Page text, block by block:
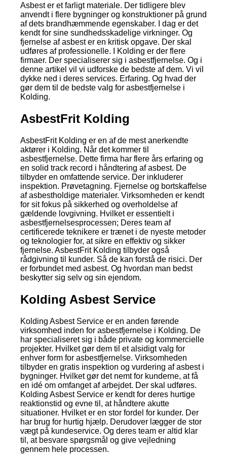
Asbest er et farligt materiale. Der tidligere blev
anvendt i flere bygninger og konstruktioner på grund
af dets brandhæmmende egenskaber. I dag er det
kendt for sine sundhedsskadelige virkninger. Og
fjernelse af asbest er en kritisk opgave. Der skal
udføres af professionelle. I Kolding er der flere
firmaer. Der specialiserer sig i asbestfjernelse. Og i
denne artikel vil vi udforske de bedste af dem. Vi vil
dykke ned i deres services. Erfaring. Og hvad der
gør dem til de bedste valg for asbestfjernelse i
Kolding.
AsbestFrit Kolding
AsbestFrit Kolding er en af de mest anerkendte
aktører i Kolding. Når det kommer til
asbestfjernelse. Dette firma har flere års erfaring og
en solid track record i håndtering af asbest. De
tilbyder en omfattende service. Der inkluderer
inspektion. Prøvetagning. Fjernelse og bortskaffelse
af asbestholdige materialer. Virksomheden er kendt
for sit fokus på sikkerhed og overholdelse af
gældende lovgivning. Hvilket er essentielt i
asbestfjernelsesprocessen; Deres team af
certificerede teknikere er trænet i de nyeste metoder
og teknologier for, at sikre en effektiv og sikker
fjernelse. AsbestFrit Kolding tilbyder også
rådgivning til kunder. Så de kan forstå de risici. Der
er forbundet med asbest. Og hvordan man bedst
beskytter sig selv og sin ejendom.
Kolding Asbest Service
Kolding Asbest Service er en anden førende
virksomhed inden for asbestfjernelse i Kolding. De
har specialiseret sig i både private og kommercielle
projekter. Hvilket gør dem til et alsidigt valg for
enhver form for asbestfjernelse. Virksomheden
tilbyder en gratis inspektion og vurdering af asbest i
bygninger. Hvilket gør det nemt for kunderne, at få
en idé om omfanget af arbejdet. Der skal udføres.
Kolding Asbest Service er kendt for deres hurtige
reaktionstid og evne til, at håndtere akutte
situationer. Hvilket er en stor fordel for kunder. Der
har brug for hurtig hjælp. Derudover lægger de stor
vægt på kundeservice. Og deres team er altid klar
til, at besvare spørgsmål og give vejledning
gennem hele processen.